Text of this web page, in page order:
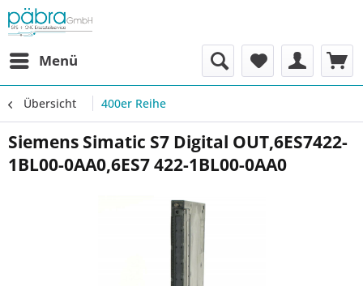
Menü
Übersicht 400er Reihe
Siemens Simatic S7 Digital OUT,6ES7422-
1BL00-0AA0,6ES7 422-1BL00-0AA0